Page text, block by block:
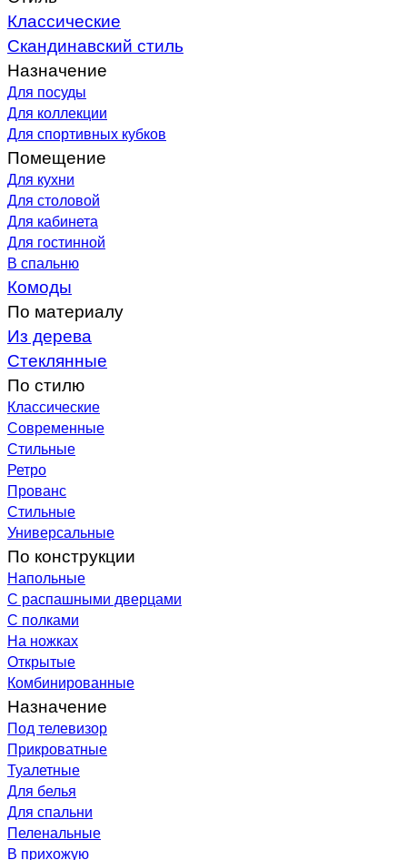
Классические
Скандинавский стиль
Назначение
Для посуды
Для коллекции
Для спортивных кубков
Помещение
Для кухни
Для столовой
Для кабинета
Для гостинной
В спальню
Комоды
По материалу
Из дерева
Стеклянные
По стилю
Классические
Современные
Стильные
Ретро
Прованс
Стильные
Универсальные
По конструкции
Напольные
С распашными дверцами
С полками
На ножках
Открытые
Комбинированные
Назначение
Под телевизор
Прикроватные
Туалетные
Для белья
Для спальни
Пеленальные
В прихожую